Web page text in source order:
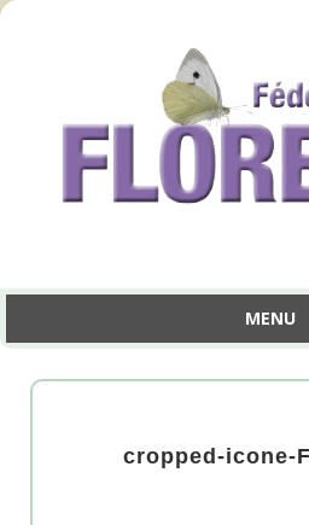
MENU
Aller
cropped-icone-